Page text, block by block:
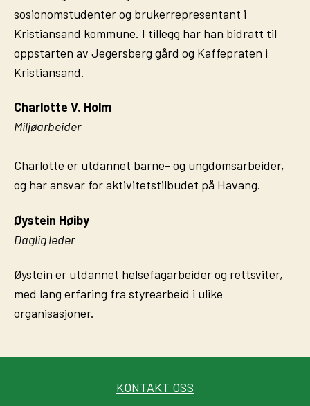
sosionomstudenter og brukerrepresentant i
Kristiansand kommune. I tillegg har han bidratt til
oppstarten av Jegersberg gård og Kaffepraten i
Kristiansand.
Charlotte V. Holm
Miljøarbeider
Charlotte er utdannet barne- og ungdomsarbeider,
og har ansvar for aktivitetstilbudet på Havang.
Øystein Høiby
Daglig leder
Øystein er utdannet helsefagarbeider og rettsviter,
med lang erfaring fra styrearbeid i ulike
organisasjoner.
KONTAKT OSS